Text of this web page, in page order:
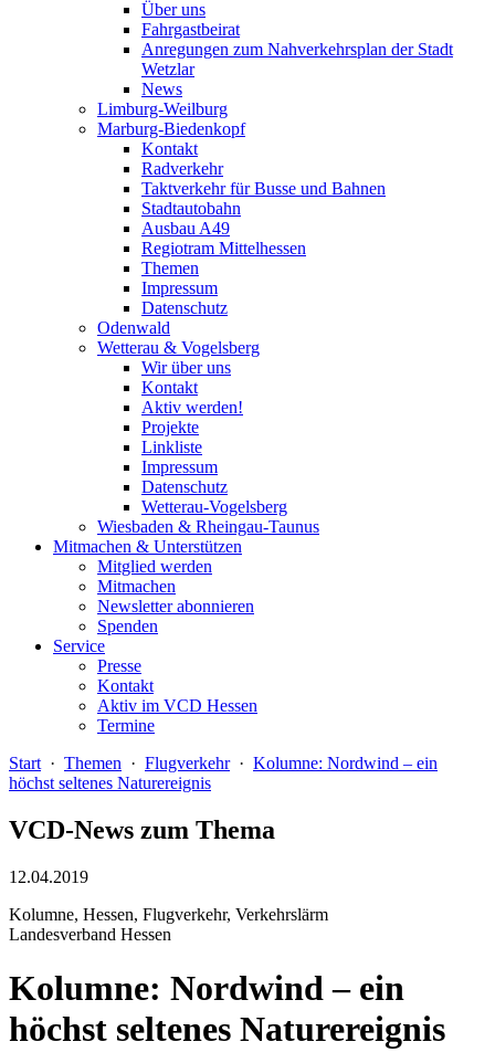
Über uns
Fahrgastbeirat
Anregungen zum Nahverkehrsplan der Stadt
Wetzlar
News
Limburg-Weilburg
Marburg-Biedenkopf
Kontakt
Radverkehr
Taktverkehr für Busse und Bahnen
Stadtautobahn
Ausbau A49
Regiotram Mittelhessen
Themen
Impressum
Datenschutz
Odenwald
Wetterau & Vogelsberg
Wir über uns
Kontakt
Aktiv werden!
Projekte
Linkliste
Impressum
Datenschutz
Wetterau-Vogelsberg
Wiesbaden & Rheingau-Taunus
Mitmachen & Unterstützen
Mitglied werden
Mitmachen
Newsletter abonnieren
Spenden
Service
Presse
Kontakt
Aktiv im VCD Hessen
Termine
Start · Themen · Flugverkehr· Kolumne: Nordwind – ein
höchst seltenes Naturereignis
VCD-News zum Thema
12.04.2019
Kolumne, Hessen, Flugverkehr, Verkehrslärm
Landesverband Hessen
Kolumne: Nordwind – ein
höchst seltenes Naturereignis